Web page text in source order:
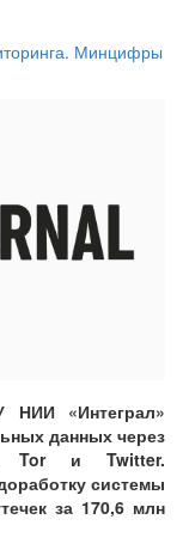
Минцифры
НИИ «Интеграл»
данных через
Tor и Twitter.
системы
за 170,6 млн